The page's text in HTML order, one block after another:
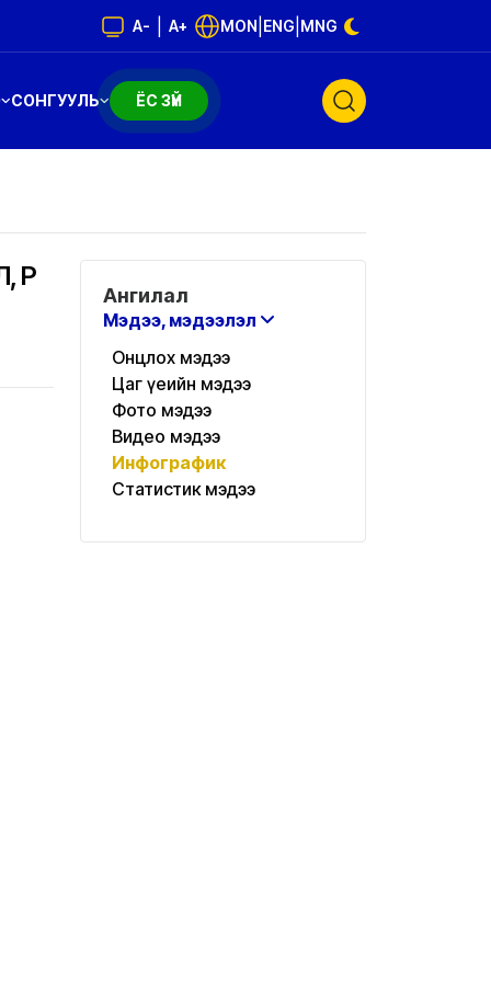
A- A+ MON ENG MNG
СОНГУУЛЬ ЁС ЗҮЙ
Ангилал
Мэдээ, мэдээлэл
Онцлох мэдээ
Цаг үеийн мэдээ
Фото мэдээ
Видео мэдээ
Инфографик
Статистик мэдээ